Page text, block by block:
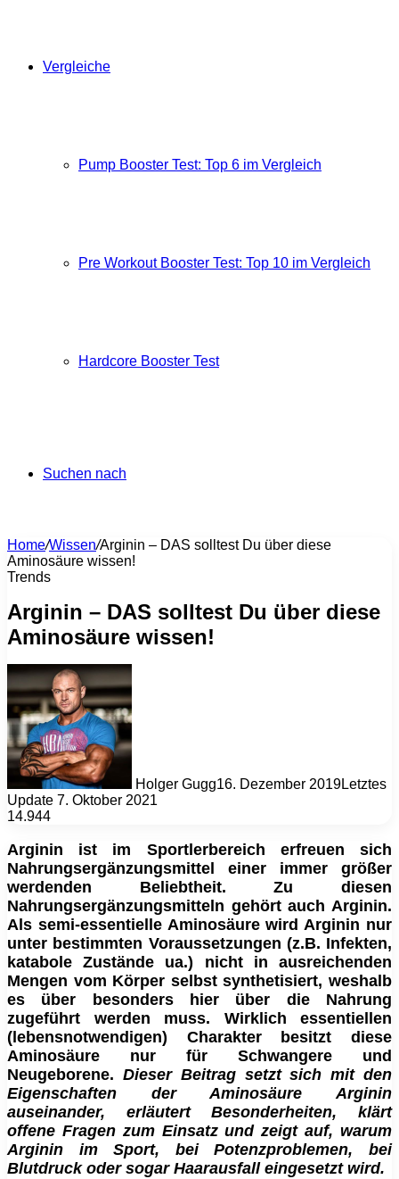
Vergleiche
Pump Booster Test: Top 6 im Vergleich
Pre Workout Booster Test: Top 10 im Vergleich
Hardcore Booster Test
Suchen nach
Home/Wissen/Arginin – DAS solltest Du über diese
Aminosäure wissen!
Trends
Arginin – DAS solltest Du über diese
Aminosäure wissen!
Holger Gugg16. Dezember 2019Letztes
Update 7. Oktober 2021
14.944
Arginin ist im Sportlerbereich erfreuen sich
Nahrungsergänzungsmittel einer immer größer
werdenden Beliebtheit.Zu diesen
Nahrungsergänzungsmitteln gehört auch Arginin.
Als semi-essentielle Aminosäure wird Arginin nur
unter bestimmten Voraussetzungen (z.B. Infekten,
katabole Zustände ua.) nicht in ausreichenden
Mengen vom Körper selbst synthetisiert, weshalb
es über besonders hier über die Nahrung
zugeführt werden muss. Wirklich essentiellen
(lebensnotwendigen) Charakter besitzt diese
Aminosäure nur für Schwangere und
Neugeborene. Dieser Beitrag setzt sich mit den
Eigenschaften der Aminosäure Arginin
auseinander, erläutert Besonderheiten, klärt
offene Fragen zum Einsatz und zeigt auf, warum
Arginin im Sport, bei Potenzproblemen, bei
Blutdruck oder sogar Haarausfall eingesetzt wird.